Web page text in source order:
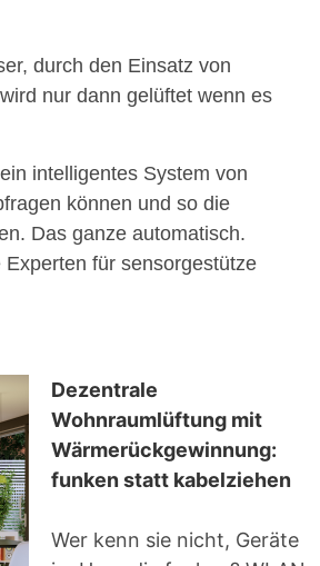
durch den Einsatz von
nur dann gelüftet wenn es
intelligentes System von
können und so die
Das ganze automatisch.
für sensorgestütze
Dezentrale
Wohnraumlüftung mit
Wärmerückgewinnung:
funken statt kabelziehen
Wer kenn sie nicht, Geräte